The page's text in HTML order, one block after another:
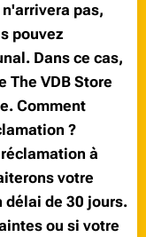
pas,
pouvez
Dans ce cas,
The VDB Store
Comment
?
à
votre
délai de 30 jours.
ou si votre